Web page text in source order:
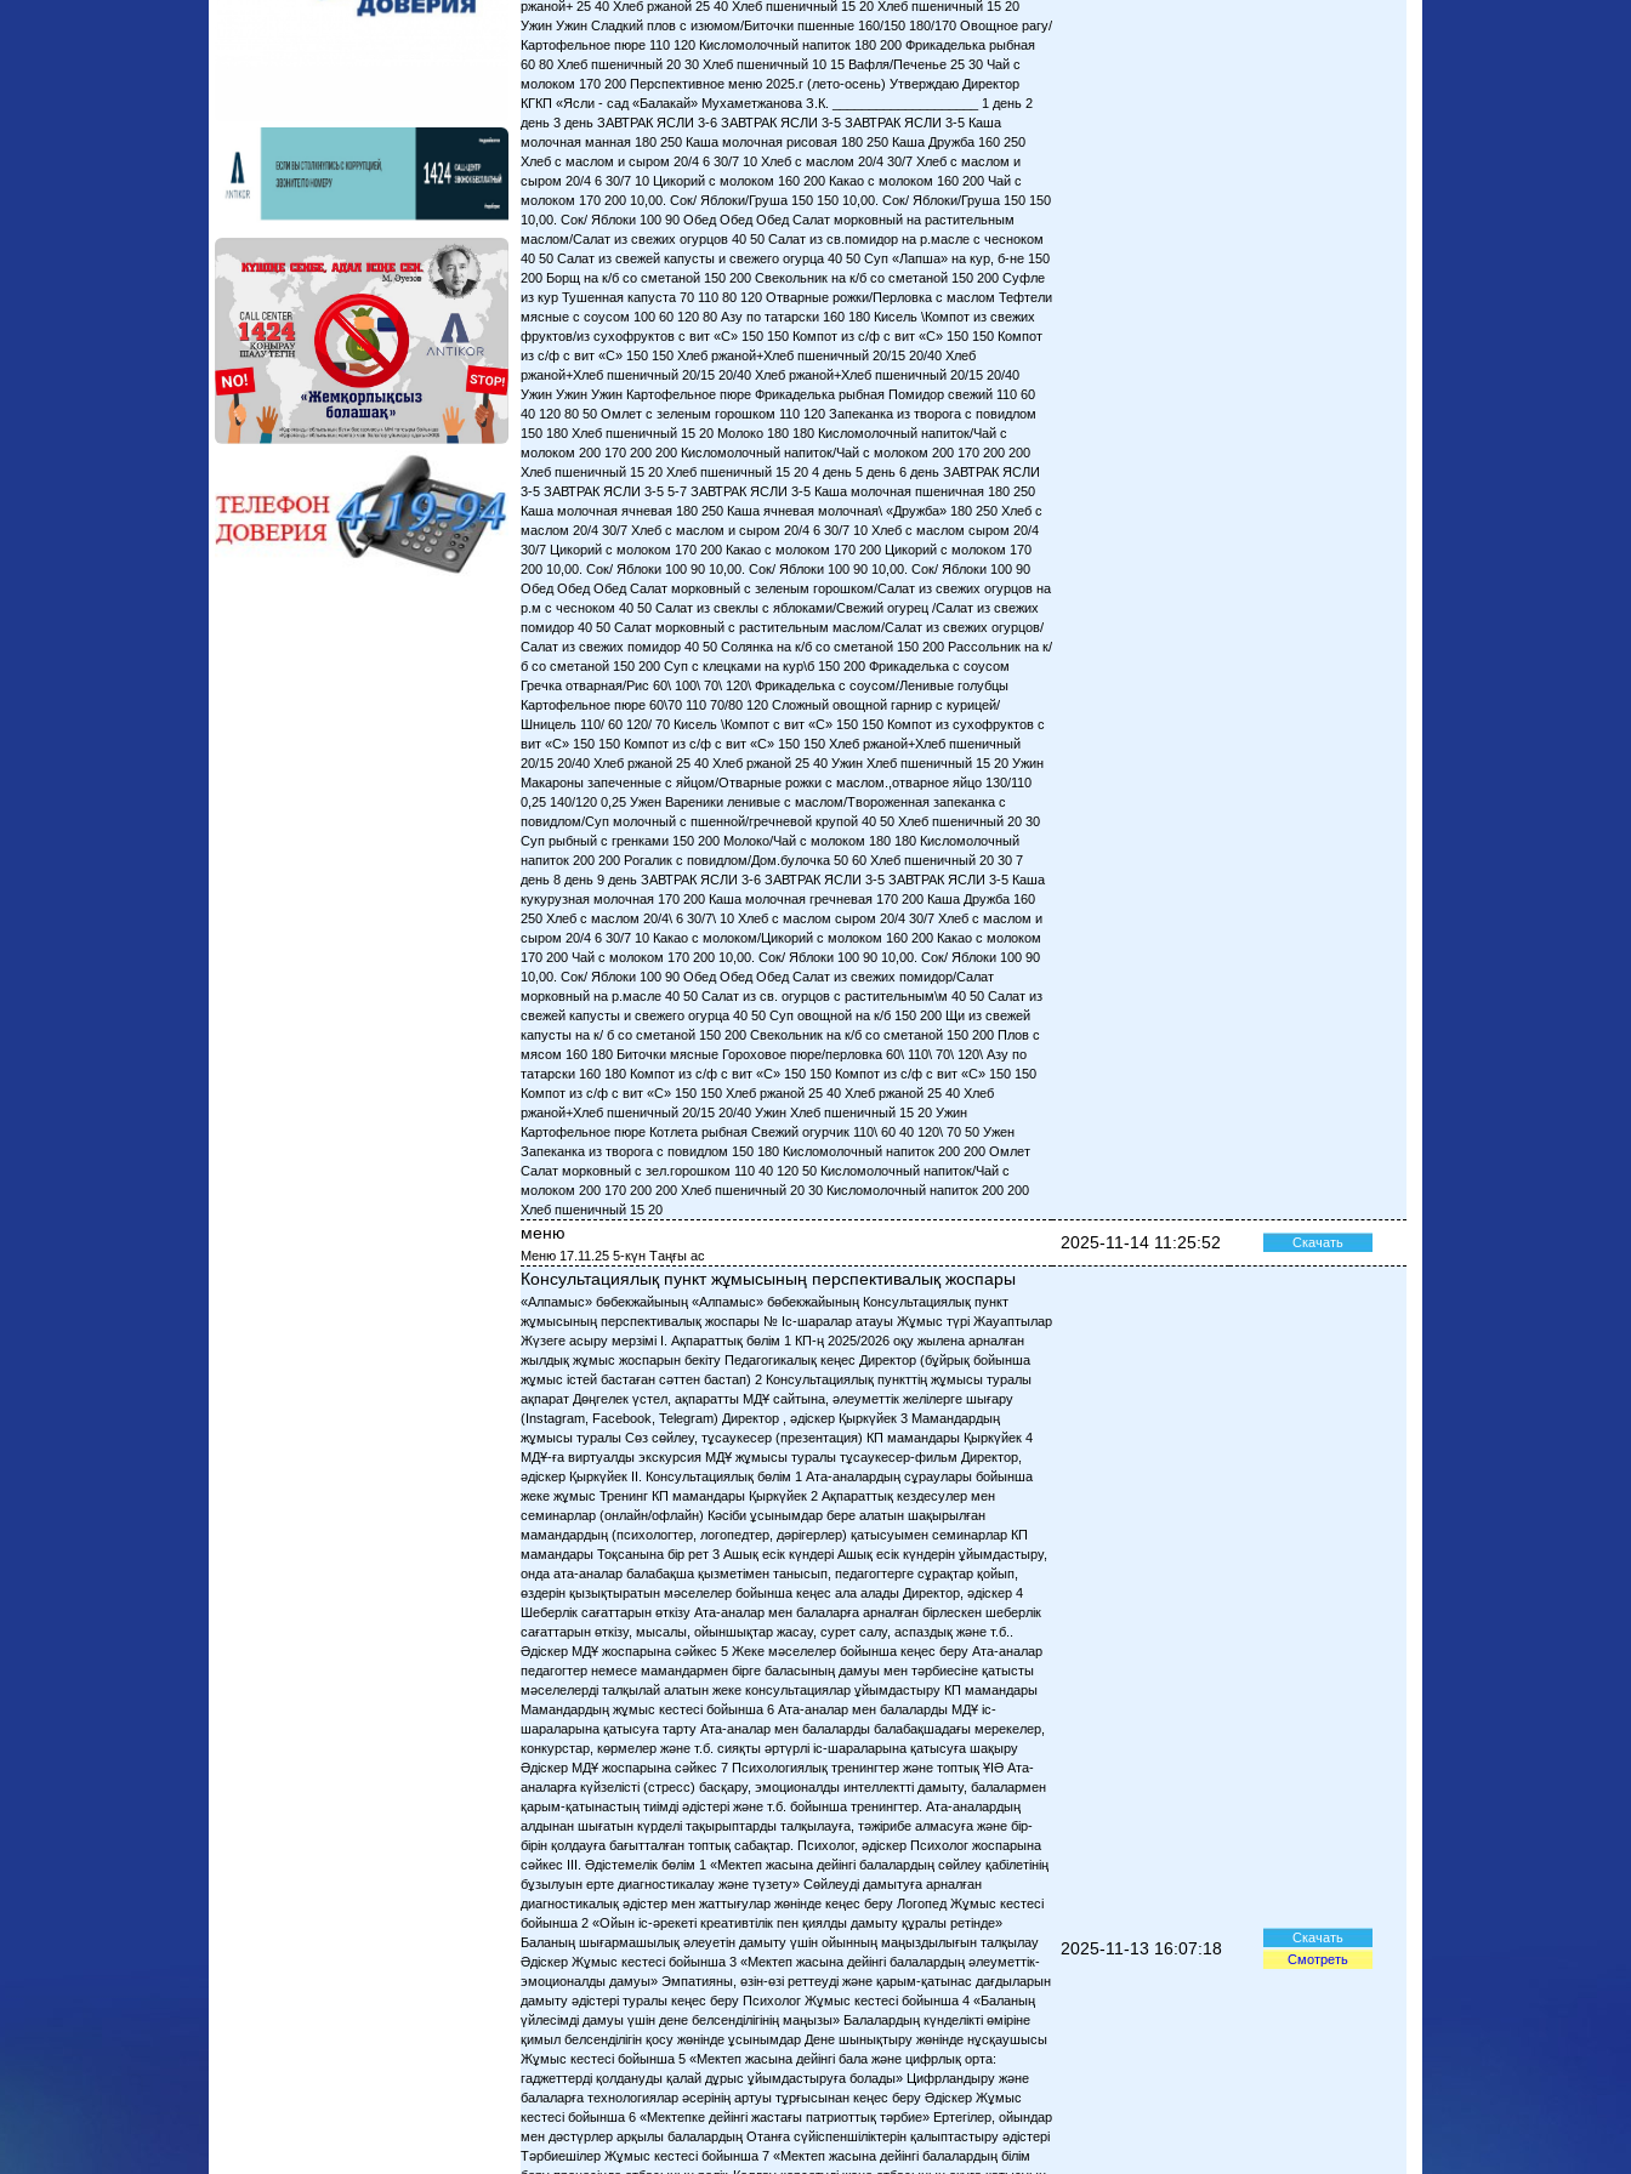
меню
Меню 17.11.25 5-күн Таңғы ас
2025-11-14 11:25:52 Скачать
Консультациялық пункт жұмысының перспективалық жоспары
«Алпамыс» бөбекжайының «Алпамыс» бөбекжайының Консультациялық пункт
жұмысының перспективалық жоспары № Іс-шаралар атауы Жұмыс түрі Жауаптылар
Жүзеге асыру мерзімі І. Ақпараттық бөлім 1 КП-ң 2025/2026 оқу жылена арналған
жылдық жұмыс жоспарын бекіту Педагогикалық кеңес Директор (бұйрық бойынша
жұмыс істей бастаған сәттен бастап) 2 Консультациялық пункттің жұмысы туралы
ақпарат Дөңгелек үстел, ақпаратты МДҰ сайтына, әлеуметтік желілерге шығару
(Instagram, Facebook, Telegram) Директор , әдіскер Қыркүйек 3 Мамандардың
жұмысы туралы Сөз сөйлеу, тұсаукесер (презентация) КП мамандары Қыркүйек 4
МДҰ-ға виртуалды экскурсия МДҰ жұмысы туралы тұсаукесер-фильм Директор,
әдіскер Қыркүйек ІІ. Консультациялық бөлім 1 Ата-аналардың сұраулары бойынша
жеке жұмыс Тренинг КП мамандары Қыркүйек 2 Ақпараттық кездесулер мен
семинарлар (онлайн/офлайн) Кәсіби ұсынымдар бере алатын шақырылған
мамандардың (психологтер, логопедтер, дәрігерлер) қатысуымен семинарлар КП
мамандары Тоқсанына бір рет 3 Ашық есік күндері Ашық есік күндерін ұйымдастыру,
онда ата-аналар балабақша қызметімен танысып, педагогтерге сұрақтар қойып,
өздерін қызықтыратын мәселелер бойынша кеңес ала алады Директор, әдіскер 4
Шеберлік сағаттарын өткізу Ата-аналар мен балаларға арналған бірлескен шеберлік
сағаттарын өткізу, мысалы, ойыншықтар жасау, сурет салу, аспаздық және т.б..
Әдіскер МДҰ жоспарына сәйкес 5 Жеке мәселелер бойынша кеңес беру Ата-аналар
педагогтер немесе мамандармен бірге баласының дамуы мен тәрбиесіне қатысты
мәселелерді талқылай алатын жеке консультациялар ұйымдастыру КП мамандары
Мамандардың жұмыс кестесі бойынша 6 Ата-аналар мен балаларды МДҰ іс-
шараларына қатысуға тарту Ата-аналар мен балаларды балабақшадағы мерекелер,
конкурстар, көрмелер және т.б. сияқты әртүрлі іс-шараларына қатысуға шақыру
Әдіскер МДҰ жоспарына сәйкес 7 Психологиялық тренингтер және топтық ҰІӘ Ата-
аналарға күйзелісті (стресс) басқару, эмоционалды интеллектті дамыту, балалармен
қарым-қатынастың тиімді әдістері және т.б. бойынша тренингтер. Ата-аналардың
алдынан шығатын күрделі тақырыптарды талқылауға, тәжірибе алмасуға және бір-
бірін қолдауға бағытталған топтық сабақтар. Психолог, әдіскер Психолог жоспарына
сәйкес ІІІ. Әдістемелік бөлім 1 «Мектеп жасына дейінгі балалардың сөйлеу қабілетінің
бұзылуын ерте диагностикалау және түзету» Сөйлеуді дамытуға арналған
диагностикалық әдістер мен жаттығулар жөнінде кеңес беру Логопед Жұмыс кестесі
бойынша 2 «Ойын іс-әрекеті креативтілік пен қиялды дамыту құралы ретінде»
Баланың шығармашылық әлеуетін дамыту үшін ойынның маңыздылығын талқылау
Әдіскер Жұмыс кестесі бойынша 3 «Мектеп жасына дейінгі балалардың әлеуметтік-
эмоционалды дамуы» Эмпатияны, өзін-өзі реттеуді және қарым-қатынас дағдыларын
дамыту әдістері туралы кеңес беру Психолог Жұмыс кестесі бойынша 4 «Баланың
үйлесімді дамуы үшін дене белсенділігінің маңызы» Балалардың күнделікті өміріне
қимыл белсенділігін қосу жөнінде ұсынымдар Дене шынықтыру жөнінде нұсқаушысы
Жұмыс кестесі бойынша 5 «Мектеп жасына дейінгі бала және цифрлық орта:
гаджеттерді қолдануды қалай дұрыс ұйымдастыруға болады» Цифрландыру және
балаларға технологиялар әсерінің артуы тұрғысынан кеңес беру Әдіскер Жұмыс
кестесі бойынша 6 «Мектепке дейінгі жастағы патриоттық тәрбие» Ертегілер, ойындар
мен дәстүрлер арқылы балалардың Отанға сүйіспеншіліктерін қалыптастыру әдістері
Тәрбиешілер Жұмыс кестесі бойынша 7 «Мектеп жасына дейінгі балалардың білім
2025-11-13 16:07:18
Скачать
Смотреть